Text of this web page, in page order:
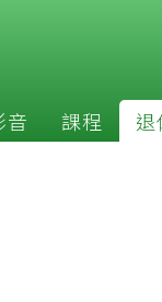
音 課程 退